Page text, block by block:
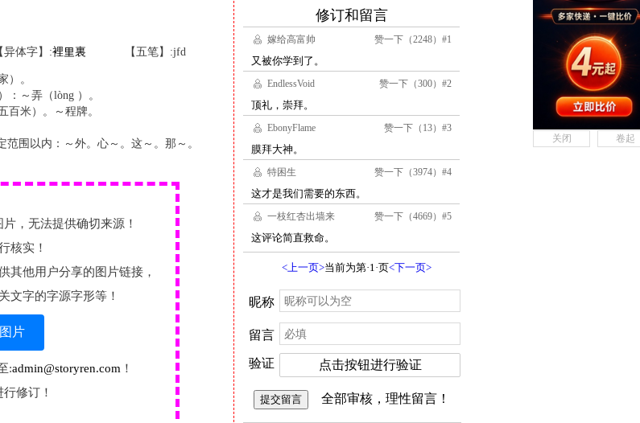
异体字】:裡 里裏 【五笔】:jfd
）。
：～弄（lòng ）。
百米）。～程牌。
范围以内：～外。心～。这～。那～。
，无法提供确切来源！
核实！
其他用户分享的图片链接，
文字的字源字形等！
片
:admin@storyren.com ！
修订！
关闭 卷起